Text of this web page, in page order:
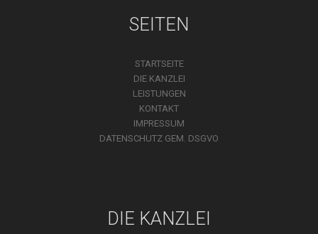
SEITEN
STARTSEITE
DIE KANZLEI
LEISTUNGEN
KONTAKT
IMPRESSUM
DATENSCHUTZ GEM. DSGVO
DIE KANZLEI